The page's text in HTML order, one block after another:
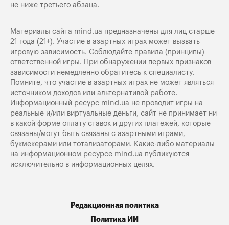
не ниже третьего абзаца.
Материалы сайта mind.ua предназначены для лиц старше
21 года (21+). Участие в азартных играх может вызвать
игровую зависимость. Соблюдайте правила (принципы)
ответственной игры. При обнаружении первых признаков
зависимости немедленно обратитесь к специалисту.
Помните, что участие в азартных играх не может являться
источником доходов или альтернативой работе.
Информационный ресурс mind.ua не проводит игры на
реальные и/или виртуальные деньги, сайт не принимает ни
в какой форме оплату ставок и других платежей, которые
связаны/могут быть связаны с азартными играми,
букмекерами или тотализаторами. Какие-либо материалы
на информационном ресурсе mind.ua публикуются
исключительно в информационных целях.
Редакционная политика
Политика ИИ